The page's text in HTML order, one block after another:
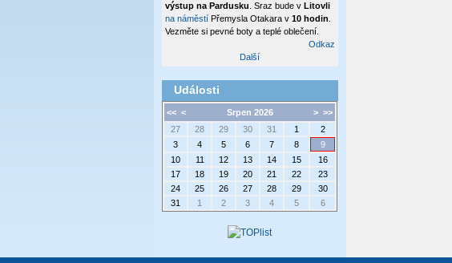
výstup na Pardusku . Sraz bude v Litovli
na náměstíPřemysla Otakara v 10 hodin
Vezměte si pevné boty a teplé oblečení.
Odkaz
Další
Události
<< < > >>
Srpen 2026
27
28 29 30 31 1
2
3
4 5 6 7 8
9
10
11 12 13 14 15
16
17
18 19 20 21 22
23
24
25 26 27 28 29
30
31
1 2 3 4 5 6